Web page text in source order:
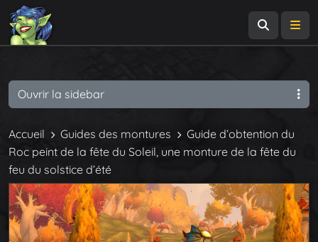
Accueil Guides des montures
Guide d’obtention du
Roc peint de la fête du Soleil, une monture de la fête du
feu du solstice d’été
Ouvrir la sidebar